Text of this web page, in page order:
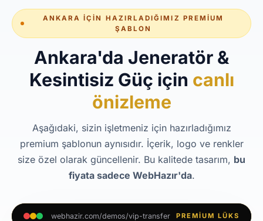
ANKARA İÇIN HAZIRLADIĞIMIZ PREMIUM
ŞABLON
Ankara'da Jeneratör &
Kesintisiz Güç için canlı
önizleme
Aşağıdaki, sizin işletmeniz için hazırladığımız
premium şablonun aynısıdır. İçerik, logo ve renkler
size özel olarak güncellenir. Bu kalitede tasarım, bu
fiyata sadece WebHazır'da.
webhazir.com/demos/vip-transfer PREMIUM LÜKS